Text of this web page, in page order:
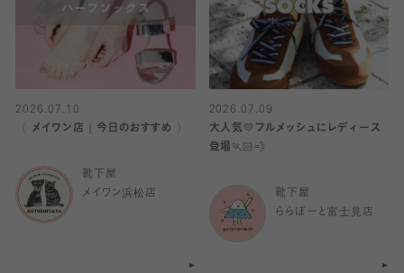
2026.07.10
〈 メイワン店｜今日のおすすめ 〉
靴下屋
メイワン浜松店
2026.07.09
大人気💛フルメッシュにレディース
登場🏃🏻💨
靴下屋
ららぽーと富士見店